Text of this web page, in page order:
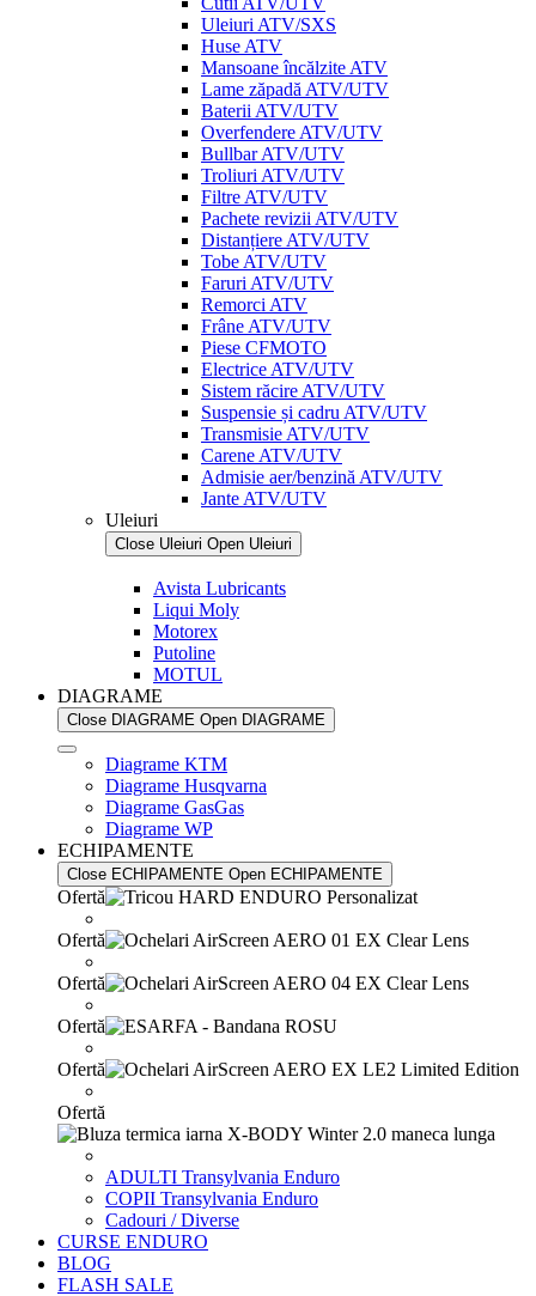
Uleiuri ATV/SXS
Huse ATV
Mansoane încălzite ATV
Lame zăpadă ATV/UTV
Baterii ATV/UTV
Overfendere ATV/UTV
Bullbar ATV/UTV
Troliuri ATV/UTV
Filtre ATV/UTV
Pachete revizii ATV/UTV
Distanțiere ATV/UTV
Tobe ATV/UTV
Faruri ATV/UTV
Remorci ATV
Frâne ATV/UTV
Piese CFMOTO
Electrice ATV/UTV
Sistem răcire ATV/UTV
Suspensie și cadru ATV/UTV
Transmisie ATV/UTV
Carene ATV/UTV
Admisie aer/benzină ATV/UTV
Jante ATV/UTV
Uleiuri
Close Uleiuri Open Uleiuri
Avista Lubricants
Liqui Moly
Motorex
Putoline
MOTUL
DIAGRAME
Close DIAGRAME Open DIAGRAME
Diagrame KTM
Diagrame Husqvarna
Diagrame GasGas
Diagrame WP
ECHIPAMENTE
Close ECHIPAMENTE Open ECHIPAMENTE
Ofertă
Ofertă
Ofertă
Ofertă
Ofertă
Ofertă
ADULTI Transylvania Enduro
COPII Transylvania Enduro
Cadouri / Diverse
CURSE ENDURO
BLOG
FLASH SALE